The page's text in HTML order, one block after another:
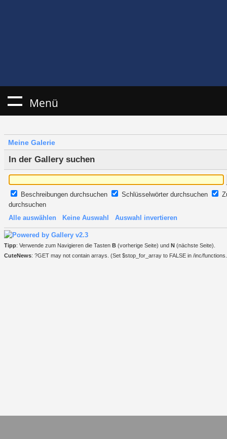
Menü
Meine Galerie
In der Gallery suchen
Beschreibungen durchsuchen Schlüsselwörter durchsuchen
durchsuchen
Alle auswählen
Keine Auswahl Auswahl invertieren
Tipp: Verwende zum Navigieren die Tasten B (vorherige Seite) und N (nächste Seite).
CuteNews: ?GET may not contain arrays. (Set $stop_for_array to FALSE in /inc/